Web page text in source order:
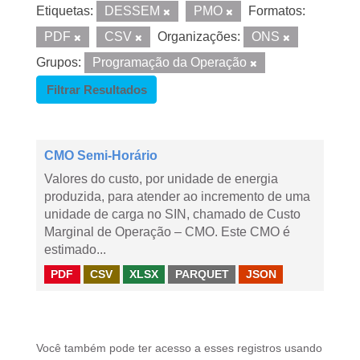
Etiquetas: DESSEM PMO
Formatos:
PDF
CSV Organizações:
ONS
Grupos:
Programação da Operação
Filtrar Resultados
CMO Semi-Horário
Valores do custo, por unidade de energia
produzida, para atender ao incremento de uma
unidade de carga no SIN, chamado de Custo
Marginal de Operação – CMO. Este CMO é
estimado...
PDF CSV XLSX PARQUET JSON
Você também pode ter acesso a esses registros usando